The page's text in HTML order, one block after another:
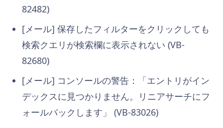
82482)
[メール] 保存したフィルターをクリックしても
検索クエリが検索欄に表示されない (VB-
82680)
[メール] コンソールの警告：「エントリがイン
デックスに見つかりません。リニアサーチにフ
ォールバックします」 (VB-83026)